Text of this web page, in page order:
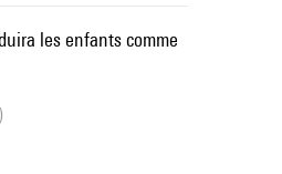
les enfants comme